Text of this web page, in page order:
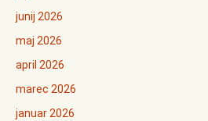
junij 2026
maj 2026
april 2026
marec 2026
januar 2026